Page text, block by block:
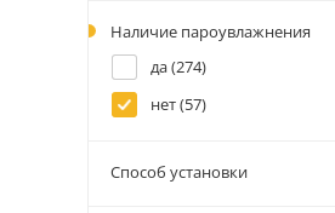
Наличие пароувлажнения
да (274)
нет (57)
Способ установки